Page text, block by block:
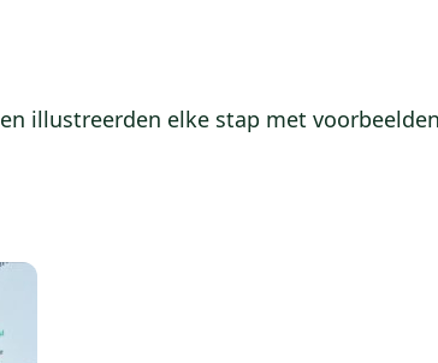
illustreerden elke stap met